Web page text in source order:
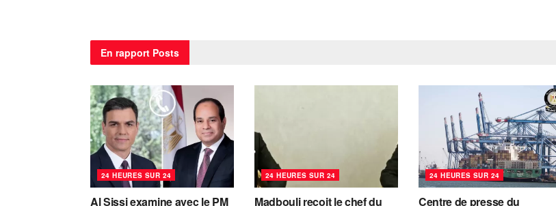
En rapport Posts
24 HEURES SUR 24
Al Sissi examine avec le PM
24 HEURES SUR 24
Madbouli reçoit le chef du
24 HEURES SUR 24
Centre de presse du